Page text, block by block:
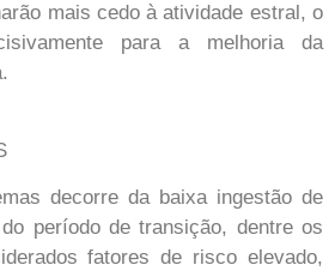
mais cedo à atividade estral, o
para a melhoria da
decorre da baixa ingestão de
período de transição, dentre os
fatores de risco elevado,